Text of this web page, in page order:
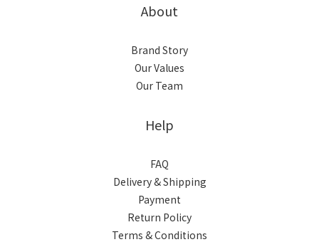
About
Brand Story
Our Values
Our Team
Help
FAQ
Delivery & Shipping
Payment
Return Policy
Terms & Conditions